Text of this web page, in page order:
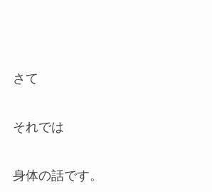
さて
それでは
身体の話です。